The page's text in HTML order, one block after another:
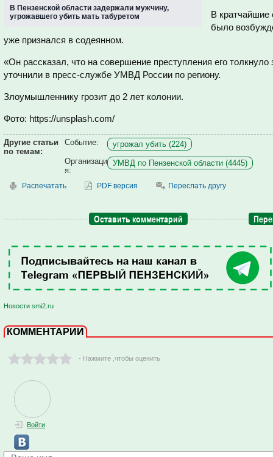
В Пензенской области задержали мужчину,
угрожавшего убить мать табуретом
В кратчайшие
было
уже признался в содеянном.
«Он рассказал, что на совершение преступления его
уточнили в пресс-службе УМВД России по региону.
Злоумышленнику грозит до 2 лет колонии.
Фото: https://unsplash.com/
Другие статьи
по темам:
Событие:
угрожал убить (224)
Организаци
я:
УМВД по Пензенской области (4445)
Распечатать PDF версия Переслать другу
Оставить комментарий
Новости smi2.ru
КОММЕНТАРИИ
- Нажмите ,чтобы оценить
Войти